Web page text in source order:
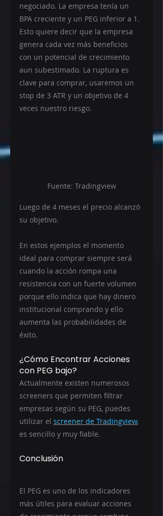
negociado. La empresa tenía un
BPA creciente y un PEG inferior a 1.
Esto quiere decir que la empresa
genera cada vez más beneficios
con un potencial de crecimiento
aun subestimado. La ruptura es
clave para comprar, usaremos un
stop de 3 ATR y un objetivo de 4
veces nuestro riesgo.
Fuente: Tradingview
Luego de 4 meses el precio alcanzó
su objetivo.
En estos ejemplos el momento
ideal para comprar siempre será
cuando la acción rompa una
resistencia con un fuerte volumen
porque ello indica que hay dinero
institucional comprando y ello
aumenta las probabilidades de
éxito.
¿Cómo Encontrar Acciones
con PEG bajo?
Actualmente existen numerosos
screeners que permiten filtrar
empresas según su PEG, puedes
utilizar el screener de Tradingview,
es sencillo y muy fiable.
Conclusión
El PEG es uno de los indicadores
más útiles para evaluar acciones